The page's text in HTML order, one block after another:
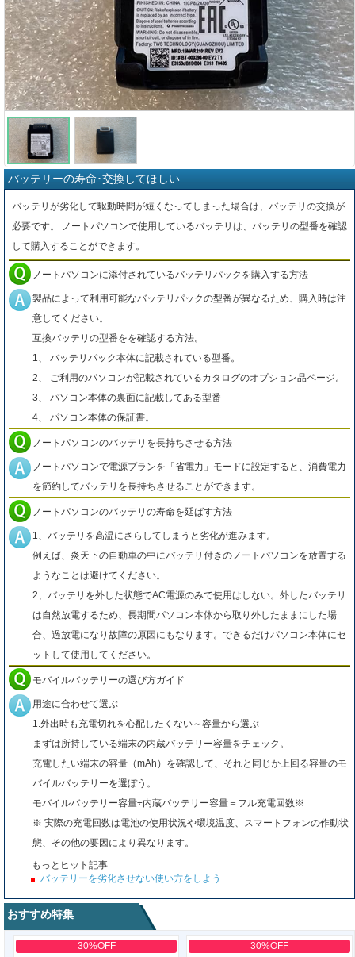
バッテリーの寿命･交換してほしい
バッテリが劣化して駆動時間が短くなってしまった場合は、バッテリの交換が
必要です。 ノートパソコンで使用しているバッテリは、バッテリの型番を確認
して購入することができます。
ノートパソコンに添付されているバッテリパックを購入する方法
製品によって利用可能なバッテリパックの型番が異なるため、購入時は注
意してください。
互換バッテリの型番をを確認する方法。
1、 バッテリパック本体に記載されている型番。
2、 ご利用のパソコンが記載されているカタログのオプション品ページ。
3、 パソコン本体の裏面に記載してある型番
4、 パソコン本体の保証書。
ノートパソコンのバッテリを長持ちさせる方法
ノートパソコンで電源プランを「省電力」モードに設定すると、消費電力
を節約してバッテリを長持ちさせることができます。
ノートパソコンのバッテリの寿命を延ばす方法
1、バッテリを高温にさらしてしまうと劣化が進みます。
例えば、炎天下の自動車の中にバッテリ付きのノートパソコンを放置する
ようなことは避けてください。
2、バッテリを外した状態でAC電源のみで使用はしない。外したバッテリ
は自然放電するため、長期間パソコン本体から取り外したままにした場
合、過放電になり故障の原因にもなります。できるだけパソコン本体にセ
ットして使用してください。
モバイルバッテリーの選び方ガイド
用途に合わせて選ぶ
1.外出時も充電切れを心配したくない～容量から選ぶ
まずは所持している端末の内蔵バッテリー容量をチェック。
充電したい端末の容量（mAh）を確認して、それと同じか上回る容量のモ
バイルバッテリーを選ぼう。
モバイルバッテリー容量÷内蔵バッテリー容量＝フル充電回数※
※ 実際の充電回数は電池の使用状況や環境温度、スマートフォンの作動状
態、その他の要因により異なります。
もっとヒット記事
バッテリーを劣化させない使い方をしよう
おすすめ特集
30%OFF 30%OFF